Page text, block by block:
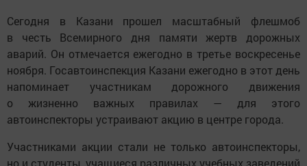
Сегодня в Казани прошел масштабный флешмоб
в честь Всемирного дня памяти жертв дорожных
аварий. Он отмечается ежегодно в третье воскресенье
ноября. Госавтоинспекция Казани ежегодно в этот день
напоминает участникам дорожного движения
о жизненно важных правилах — для этого
автоинспекторы устраивают акцию в центре города.
Участниками акции стали не только автоинспекторы,
но и студенты, учащиеся различных учебных заведений